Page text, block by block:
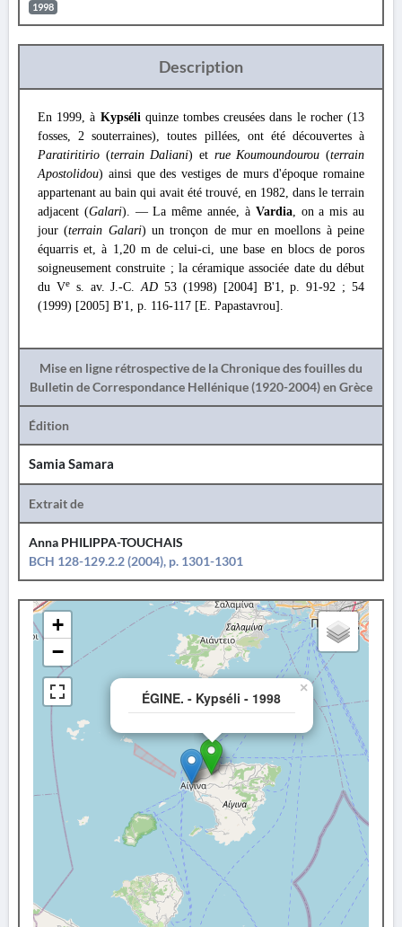
1998
Description
En 1999, à Kypséli quinze tombes creusées dans le rocher (13
fosses, 2 souterraines), toutes pillées, ont été découvertes à
Paratiritirio (terrain Daliani) et rue Koumoundourou (terrain
Apostolidou) ainsi que des vestiges de murs d'époque romaine
appartenant au bain qui avait été trouvé, en 1982, dans le terrain
adjacent (Galari). — La même année, à Vardia, on a mis au
jour (terrain Galari) un tronçon de mur en moellons à peine
équarris et, à 1,20 m de celui-ci, une base en blocs de poros
soigneusement construite ; la céramique associée date du début
du Ves. av. J.-C.AD 53 (1998) [2004] Β'1, p. 91-92 ; 54
(1999) [2005] Β'1, p. 116-117 [E. Papastavrou].
Mise en ligne rétrospective de la Chronique des fouilles du
Bulletin de Correspondance Hellénique (1920-2004) en Grèce
Édition
Samia Samara
Extrait de
Anna PHILIPPA-TOUCHAIS
BCH 128-129.2.2 (2004), p. 1301-1301
ÉGINE. - Kypséli - 1998
×
+
−